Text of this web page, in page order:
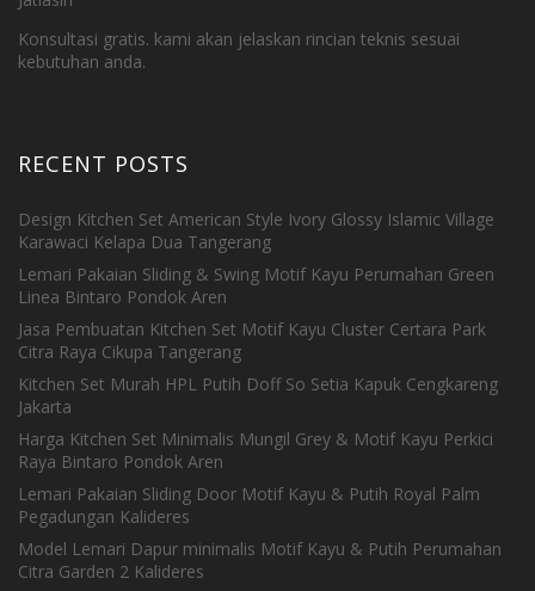
Konsultasi gratis. kami akan jelaskan rincian teknis sesuai
kebutuhan anda.
RECENT POSTS
Design Kitchen Set American Style Ivory Glossy Islamic Village
Karawaci Kelapa Dua Tangerang
Lemari Pakaian Sliding & Swing Motif Kayu Perumahan Green
Linea Bintaro Pondok Aren
Jasa Pembuatan Kitchen Set Motif Kayu Cluster Certara Park
Citra Raya Cikupa Tangerang
Kitchen Set Murah HPL Putih Doff So Setia Kapuk Cengkareng
Jakarta
Harga Kitchen Set Minimalis Mungil Grey & Motif Kayu Perkici
Raya Bintaro Pondok Aren
Lemari Pakaian Sliding Door Motif Kayu & Putih Royal Palm
Pegadungan Kalideres
Model Lemari Dapur minimalis Motif Kayu & Putih Perumahan
Citra Garden 2 Kalideres